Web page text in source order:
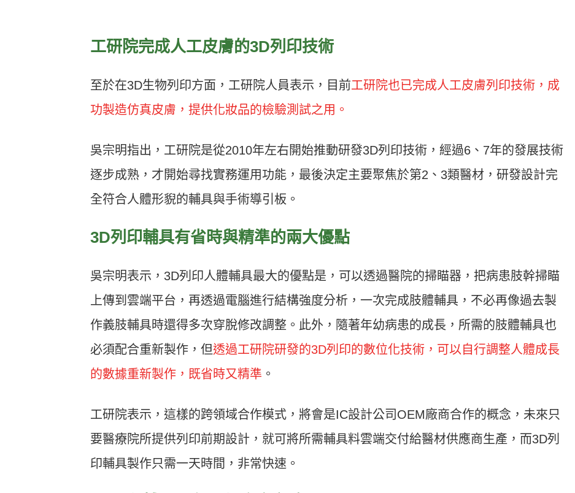
工研院完成人工皮膚的3D列印技術
至於在3D生物列印方面，工研院人員表示，目前工研院也已完成人工皮膚列印技術，成
功製造仿真皮膚，提供化妝品的檢驗測試之用。
吳宗明指出，工研院是從2010年左右開始推動研發3D列印技術，經過6、7年的發展技術
逐步成熟，才開始尋找實務運用功能，最後決定主要聚焦於第2、3類醫材，研發設計完
全符合人體形貎的輔具與手術導引板。
3D列印輔具有省時與精準的兩大優點
吳宗明表示，3D列印人體輔具最大的優點是，可以透過醫院的掃瞄器，把病患肢幹掃瞄
上傳到雲端平台，再透過電腦進行結構強度分析，一次完成肢體輔具，不必再像過去製
作義肢輔具時還得多次穿脫修改調整。此外，隨著年幼病患的成長，所需的肢體輔具也
必須配合重新製作，但透過工研院研發的3D列印的數位化技術，可以自行調整人體成長
的數據重新製作，既省時又精準 。
工研院表示，這樣的跨領域合作模式，將會是IC設計公司OEM廠商合作的概念，未來只
要醫療院所提供列印前期設計，就可將所需輔具料雲端交付給醫材供應商生產，而3D列
印輔具製作只需一天時間，非常快速。